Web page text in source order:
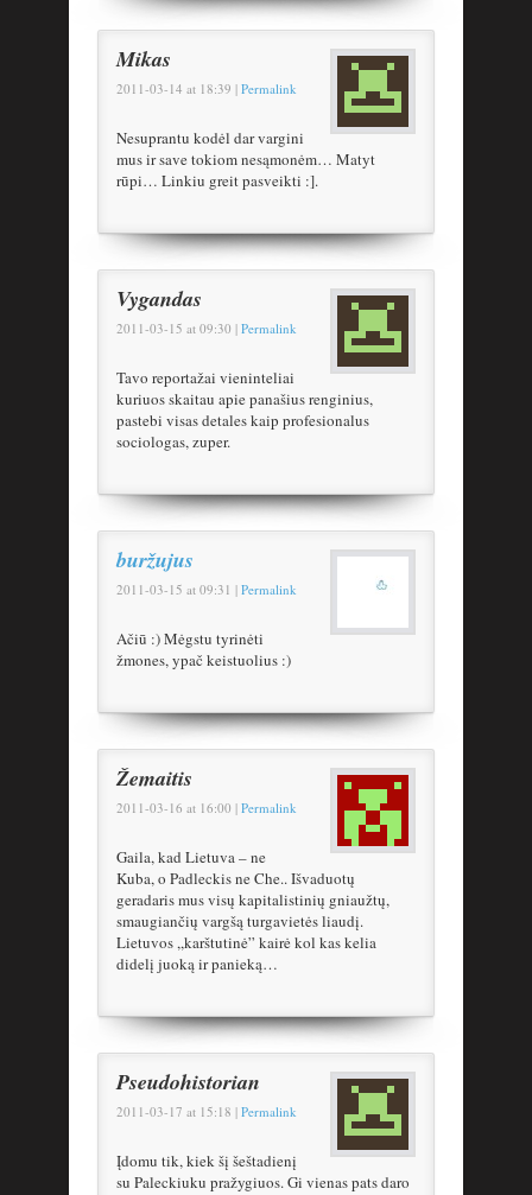
Mikas
2011-03-14 at 18:39 | Permalink
Nesuprantu kodėl dar vargini
mus ir save tokiom nesąmonėm… Matyt
rūpi… Linkiu greit pasveikti :].
Vygandas
2011-03-15 at 09:30 | Permalink
Tavo reportažai vieninteliai
kuriuos skaitau apie panašius renginius,
pastebi visas detales kaip profesionalus
sociologas, zuper.
buržujus
2011-03-15 at 09:31 | Permalink
Ačiū :) Mėgstu tyrinėti
žmones, ypač keistuolius :)
Žemaitis
2011-03-16 at 16:00 | Permalink
Gaila, kad Lietuva – ne
Kuba, o Padleckis ne Che.. Išvaduotų
geradaris mus visų kapitalistinių gniaužtų,
smaugiančių vargšą turgavietės liaudį.
Lietuvos ,,karštutinė” kairė kol kas kelia
didelį juoką ir panieką…
Pseudohistorian
2011-03-17 at 15:18 | Permalink
Įdomu tik, kiek šį šeštadienį
su Paleckiuku pražygiuos. Gi vienas pats daro